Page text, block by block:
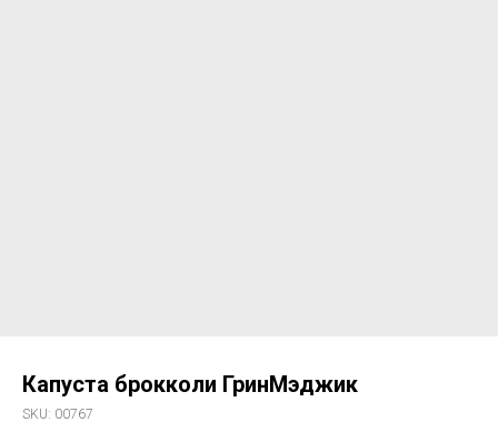
Капуста брокколи ГринМэджик
SKU: 00767